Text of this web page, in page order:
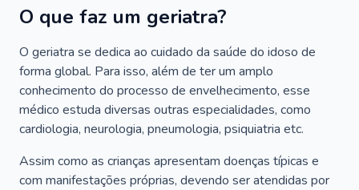
O que faz um geriatra?
O geriatra se dedica ao cuidado da saúde do idoso de
forma global. Para isso, além de ter um amplo
conhecimento do processo de envelhecimento, esse
médico estuda diversas outras especialidades, como
cardiologia, neurologia, pneumologia, psiquiatria etc.
Assim como as crianças apresentam doenças típicas e
com manifestações próprias, devendo ser atendidas por